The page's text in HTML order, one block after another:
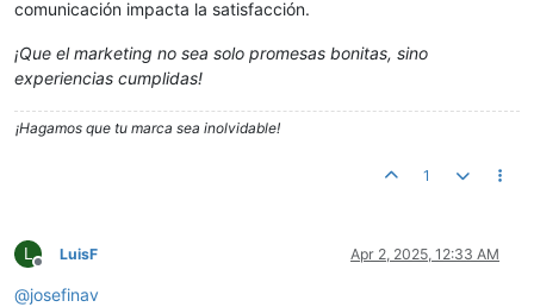
comunicación impacta la satisfacción.
¡Que el marketing no sea solo promesas bonitas, sino
experiencias cumplidas!
¡Hagamos que tu marca sea inolvidable!
1
L
Offline
LuisF Apr 2, 2025, 12:33 AM
@josefinav